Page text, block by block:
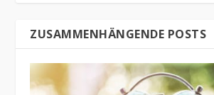
ZUSAMMENHÄNGENDE POSTS